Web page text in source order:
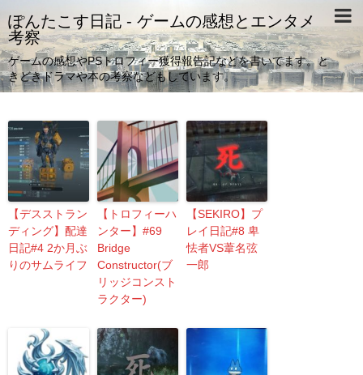
ぽんたこす日記 - ゲームの感想とエンタメ
考察
ゲームの感想やPSトロフィー獲得報告記などを書いてます。と
きどきドラマや本の考察などもしています。
【デスストラン
ディング】配達
日記#4 2か月ぶ
りのサムライフ
【トロフィーハ
ンター】#69
Bridge
Constructor(ブ
リッジコンスト
ラクター)
【SEKIRO】プ
レイ日記#8 卑
怯者VS葦名弦
一郎